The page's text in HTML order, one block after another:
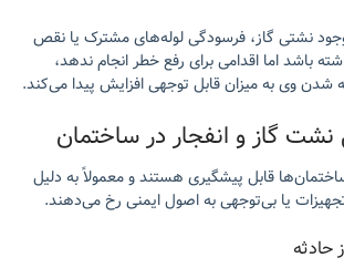
نشتی گاز، فرسودگی لوله‌های مشترک یا نقص
باشد اما اقدامی برای رفع خطر انجام ندهد،
شدن وی به میزان قابل توجهی افزایش پیدا می‌کند.
نشت گاز و انفجار در ساختمان
قابل پیشگیری هستند و معمولاً به دلیل
یا بی‌توجهی به اصول ایمنی رخ می‌دهند.
حادثه